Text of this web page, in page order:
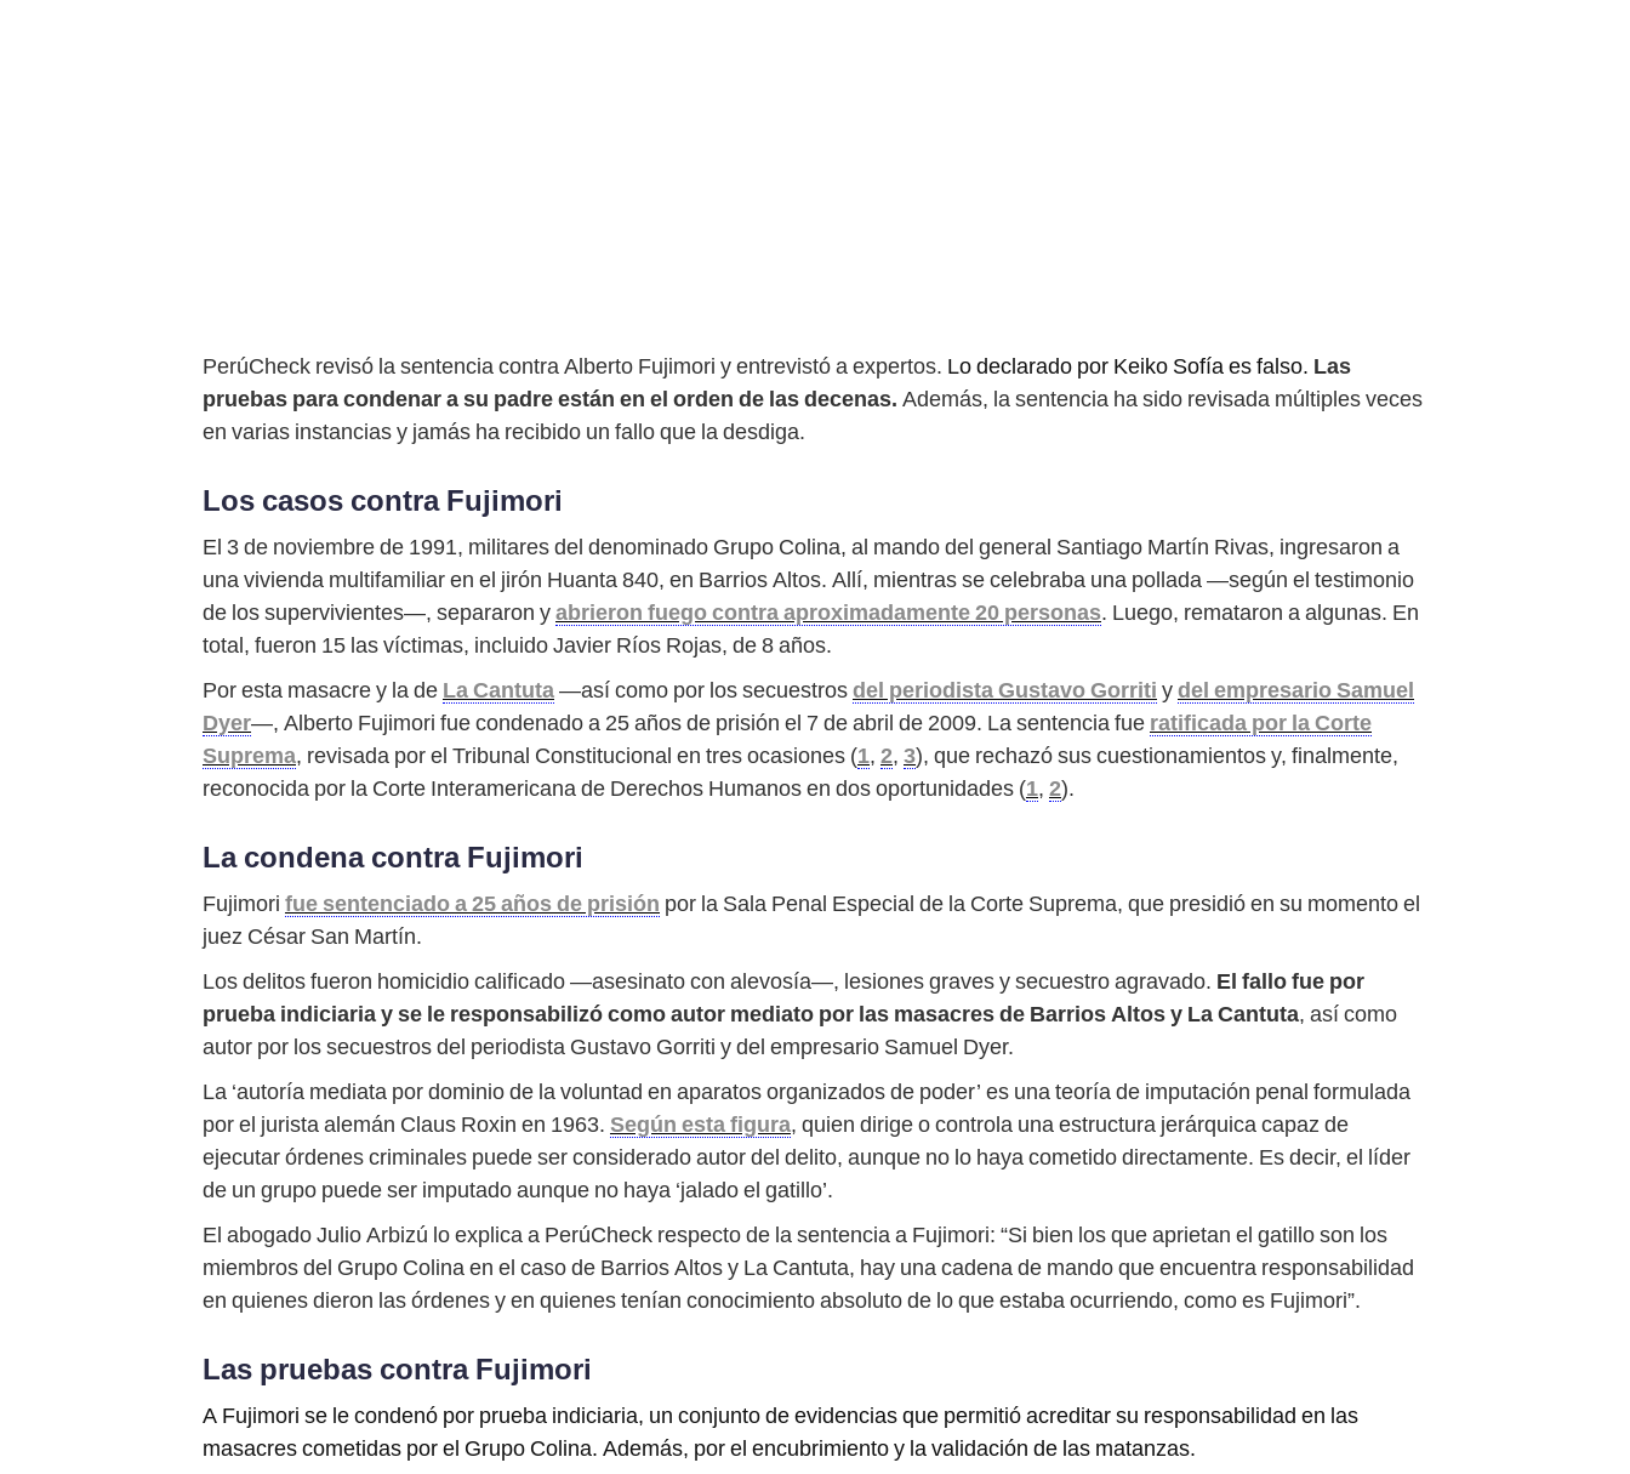
PerúCheck revisó la sentencia contra Alberto Fujimori y entrevistó a expertos. Lo declarado por Keiko Sofía es falso. Las
pruebas para condenar a su padre están en el orden de las decenas. Además, la sentencia ha sido revisada múltiples veces
en varias instancias y jamás ha recibido un fallo que la desdiga.
Los casos contra Fujimori
El 3 de noviembre de 1991, militares del denominado Grupo Colina, al mando del general Santiago Martín Rivas, ingresaron a
una vivienda multifamiliar en el jirón Huanta 840, en Barrios Altos. Allí, mientras se celebraba una pollada —según el testimonio
de los supervivientes—, separaron yabrieron fuego contra aproximadamente 20 personas. Luego, remataron a algunas. En
total, fueron 15 las víctimas, incluido Javier Ríos Rojas, de 8 años.
Por esta masacre y la de La Cantuta—así como por los secuestrosdel periodista Gustavo Gorriti ydel empresario Samuel
Dyer—, Alberto Fujimori fue condenado a 25 años de prisión el 7 de abril de 2009. La sentencia fue ratificada por la Corte
Suprema, revisada por el Tribunal Constitucional en tres ocasiones (1, 2, 3), que rechazó sus cuestionamientos y, finalmente,
reconocida por la Corte Interamericana de Derechos Humanos en dos oportunidades (1, 2).
La condena contra Fujimori
Fujimori fue sentenciado a 25 años de prisión por la Sala Penal Especial de la Corte Suprema, que presidió en su momento el
juez César San Martín.
Los delitos fueron homicidio calificado —asesinato con alevosía—, lesiones graves y secuestro agravado. El fallo fue por
prueba indiciaria y se le responsabilizó como autor mediato por las masacres de Barrios Altos y La Cantuta, así como
autor por los secuestros del periodista Gustavo Gorriti y del empresario Samuel Dyer.
La ‘autoría mediata por dominio de la voluntad en aparatos organizados de poder’ es una teoría de imputación penal formulada
por el jurista alemán Claus Roxin en 1963. Según esta figura, quien dirige o controla una estructura jerárquica capaz de
ejecutar órdenes criminales puede ser considerado autor del delito, aunque no lo haya cometido directamente. Es decir, el líder
de un grupo puede ser imputado aunque no haya ‘jalado el gatillo’.
El abogado Julio Arbizú lo explica a PerúCheck respecto de la sentencia a Fujimori: “Si bien los que aprietan el gatillo son los
miembros del Grupo Colina en el caso de Barrios Altos y La Cantuta, hay una cadena de mando que encuentra responsabilidad
en quienes dieron las órdenes y en quienes tenían conocimiento absoluto de lo que estaba ocurriendo, como es Fujimori”.
Las pruebas contra Fujimori
A Fujimori se le condenó por prueba indiciaria, un conjunto de evidencias que permitió acreditar su responsabilidad en las
masacres cometidas por el Grupo Colina. Además, por el encubrimiento y la validación de las matanzas.